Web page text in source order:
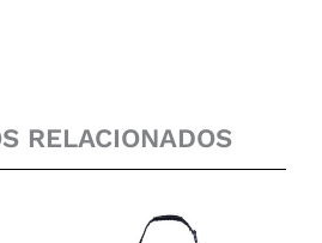
RELACIONADOS